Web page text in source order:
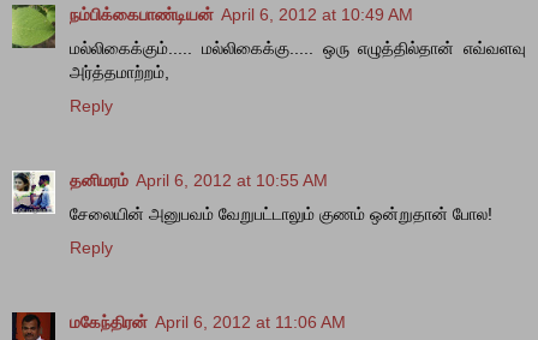
நம்பிக்கைபாண்டியன் April 6, 2012 at 10:49 AM
மல்லிகைக்கும்..... மல்லிகைக்கு..... ஒரு எழுத்தில்தான் எவ்வளவு
அர்த்த‌மாற்றம்,
Reply
தனிமரம் April 6, 2012 at 10:55 AM
சேலையின் அனுபவம் வேறுபட்டாலும் குணம் ஒன்றுதான் போல!
Reply
மகேந்திரன் April 6, 2012 at 11:06 AM